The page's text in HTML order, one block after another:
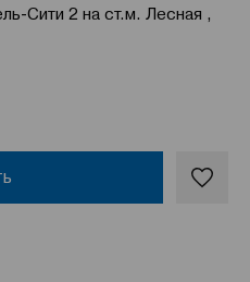
Сити 2 на ст.м. Лесная ,